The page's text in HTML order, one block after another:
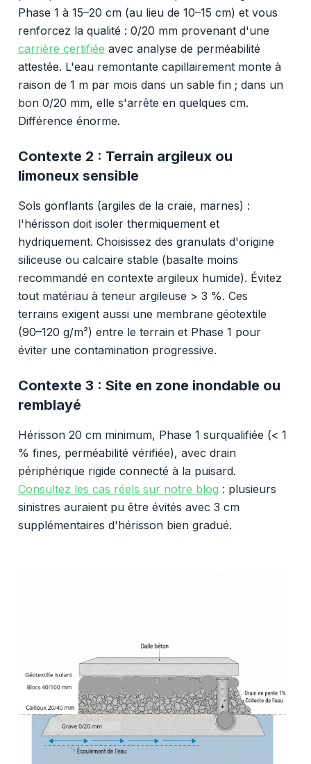
Phase 1 à 15–20 cm (au lieu de 10–15 cm) et vous
renforcez la qualité : 0/20 mm provenant d'une
carrière certifiée avec analyse de perméabilité
attestée. L'eau remontante capillairement monte à
raison de 1 m par mois dans un sable fin ; dans un
bon 0/20 mm, elle s'arrête en quelques cm.
Différence énorme.
Contexte 2 : Terrain argileux ou
limoneux sensible
Sols gonflants (argiles de la craie, marnes) :
l'hérisson doit isoler thermiquement et
hydriquement. Choisissez des granulats d'origine
siliceuse ou calcaire stable (basalte moins
recommandé en contexte argileux humide). Évitez
tout matériau à teneur argileuse > 3 %. Ces
terrains exigent aussi une membrane géotextile
(90–120 g/m²) entre le terrain et Phase 1 pour
éviter une contamination progressive.
Contexte 3 : Site en zone inondable ou
remblayé
Hérisson 20 cm minimum, Phase 1 surqualifiée (< 1
% fines, perméabilité vérifiée), avec drain
périphérique rigide connecté à la puisard.
Consultez les cas réels sur notre blog : plusieurs
sinistres auraient pu être évités avec 3 cm
supplémentaires d'hérisson bien gradué.